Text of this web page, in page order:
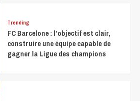
Trending
FC Barcelone : l’objectif est clair,
construire une équipe capable de
gagner la Ligue des champions